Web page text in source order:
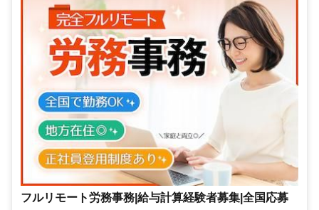
フルリモート労務事務|給与計算経験者募集|全国応募